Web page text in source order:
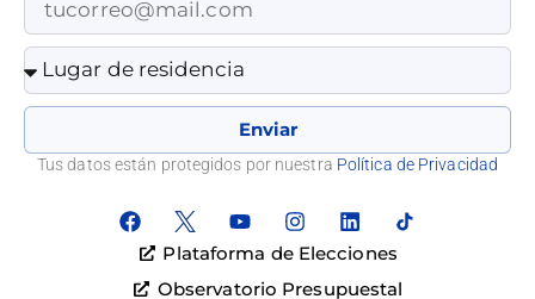
Enviar
Tus datos están protegidos por nuestra Política de Privacidad
Plataforma de Elecciones
Observatorio Presupuestal